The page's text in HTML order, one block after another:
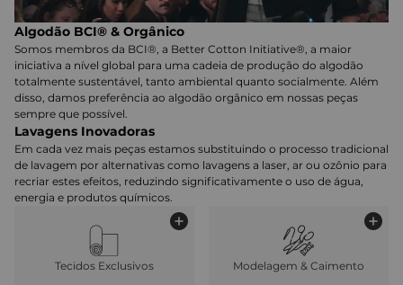
Algodão BCI® & Orgânico
Somos membros da BCI®, a Better Cotton Initiative®, a maior
iniciativa a nível global para uma cadeia de produção do algodão
totalmente sustentável, tanto ambiental quanto socialmente. Além
disso, damos preferência ao algodão orgânico em nossas peças
sempre que possível.
Lavagens Inovadoras
Em cada vez mais peças estamos substituindo o processo tradicional
de lavagem por alternativas como lavagens a laser, ar ou ozônio para
recriar estes efeitos, reduzindo significativamente o uso de água,
energia e produtos químicos.
Tecidos Exclusivos Modelagem & Caimento